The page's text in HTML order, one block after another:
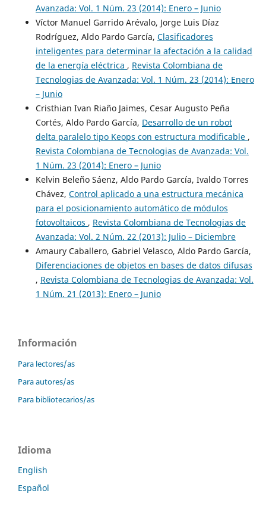
Avanzada: Vol. 1 Núm. 23 (2014): Enero – Junio
Víctor Manuel Garrido Arévalo, Jorge Luis Díaz
Rodríguez, Aldo Pardo García, Clasificadores
inteligentes para determinar la afectación a la calidad
de la energía eléctrica , Revista Colombiana de
Tecnologias de Avanzada: Vol. 1 Núm. 23 (2014): Enero
– Junio
Cristhian Ivan Riaño Jaimes, Cesar Augusto Peña
Cortés, Aldo Pardo García, Desarrollo de un robot
delta paralelo tipo Keops con estructura modificable ,
Revista Colombiana de Tecnologias de Avanzada: Vol.
1 Núm. 23 (2014): Enero – Junio
Kelvin Beleño Sáenz, Aldo Pardo García, Ivaldo Torres
Chávez, Control aplicado a una estructura mecánica
para el posicionamiento automático de módulos
fotovoltaicos , Revista Colombiana de Tecnologias de
Avanzada: Vol. 2 Núm. 22 (2013): Julio – Diciembre
Amaury Caballero, Gabriel Velasco, Aldo Pardo García,
Diferenciaciones de objetos en bases de datos difusas
, Revista Colombiana de Tecnologias de Avanzada: Vol.
1 Núm. 21 (2013): Enero – Junio
Información
Para lectores/as
Para autores/as
Para bibliotecarios/as
Idioma
English
Español